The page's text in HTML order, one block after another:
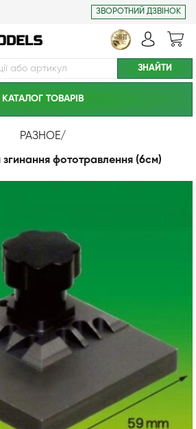
ЗВОРОТНИЙ ДЗВІНОК
КАТАЛОГ ТОВАРIВ
РАЗНОЕ/
згинання фототравлення (6см)